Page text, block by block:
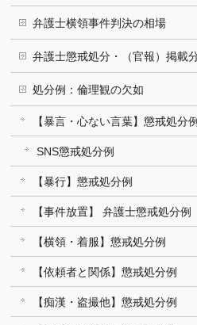
弁護士横領事件判決の相場
弁護士懲戒処分・（官報）掲載
処分例：倫理観の欠如
【暴言・心ない言葉】懲戒処分例
SNS懲戒処分例
【暴行】懲戒処分例
【事件放置】 弁護士懲戒処分例
【横領・着服】懲戒処分例
【依頼者と関係】懲戒処分例
【痴漢・盗撮他】懲戒処分例